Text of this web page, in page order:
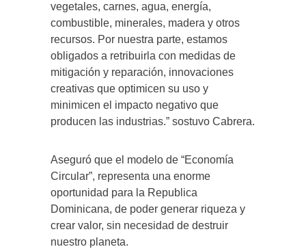
vegetales, carnes, agua, energía,
combustible, minerales, madera y otros
recursos. Por nuestra parte, estamos
obligados a retribuirla con medidas de
mitigación y reparación, innovaciones
creativas que optimicen su uso y
minimicen el impacto negativo que
producen las industrias.” sostuvo Cabrera.
Aseguró que el modelo de “Economía
Circular”, representa una enorme
oportunidad para la Republica
Dominicana, de poder generar riqueza y
crear valor, sin necesidad de destruir
nuestro planeta.